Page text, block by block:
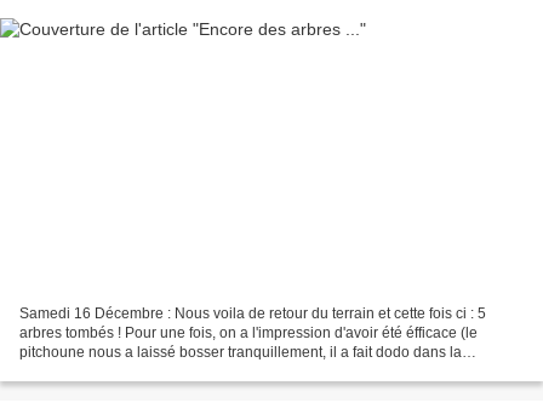
Samedi 16 Décembre : Nous voila de retour du terrain et cette fois ci : 5
arbres tombés ! Pour une fois, on a l'impression d'avoir été éfficace (le
pitchoune nous a laissé bosser tranquillement, il a fait dodo dans la